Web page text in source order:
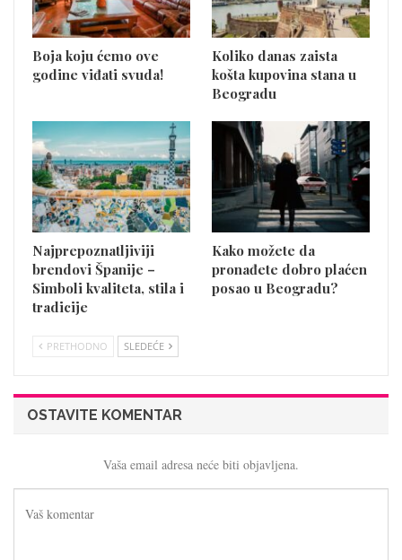
Boja koju ćemo ove
godine viđati svuda!
Koliko danas zaista
košta kupovina stana u
Beogradu
Najprepoznatljiviji
brendovi Španije –
Simboli kvaliteta, stila i
tradicije
Kako možete da
pronađete dobro plaćen
posao u Beogradu?
PRETHODNO SLEDEĆE
OSTAVITE KOMENTAR
Vaša email adresa neće biti objavljena.